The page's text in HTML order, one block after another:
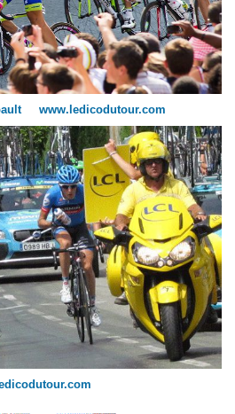
www.ledicodutour.com